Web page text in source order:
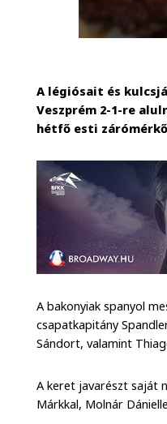
A légiósait és
Veszprém 2-1-re
hétfő esti
A bakonyiak spanyol
csapatkapitány
Sándort, valamint
A keret javarészt saját
Márkkal, Molnár